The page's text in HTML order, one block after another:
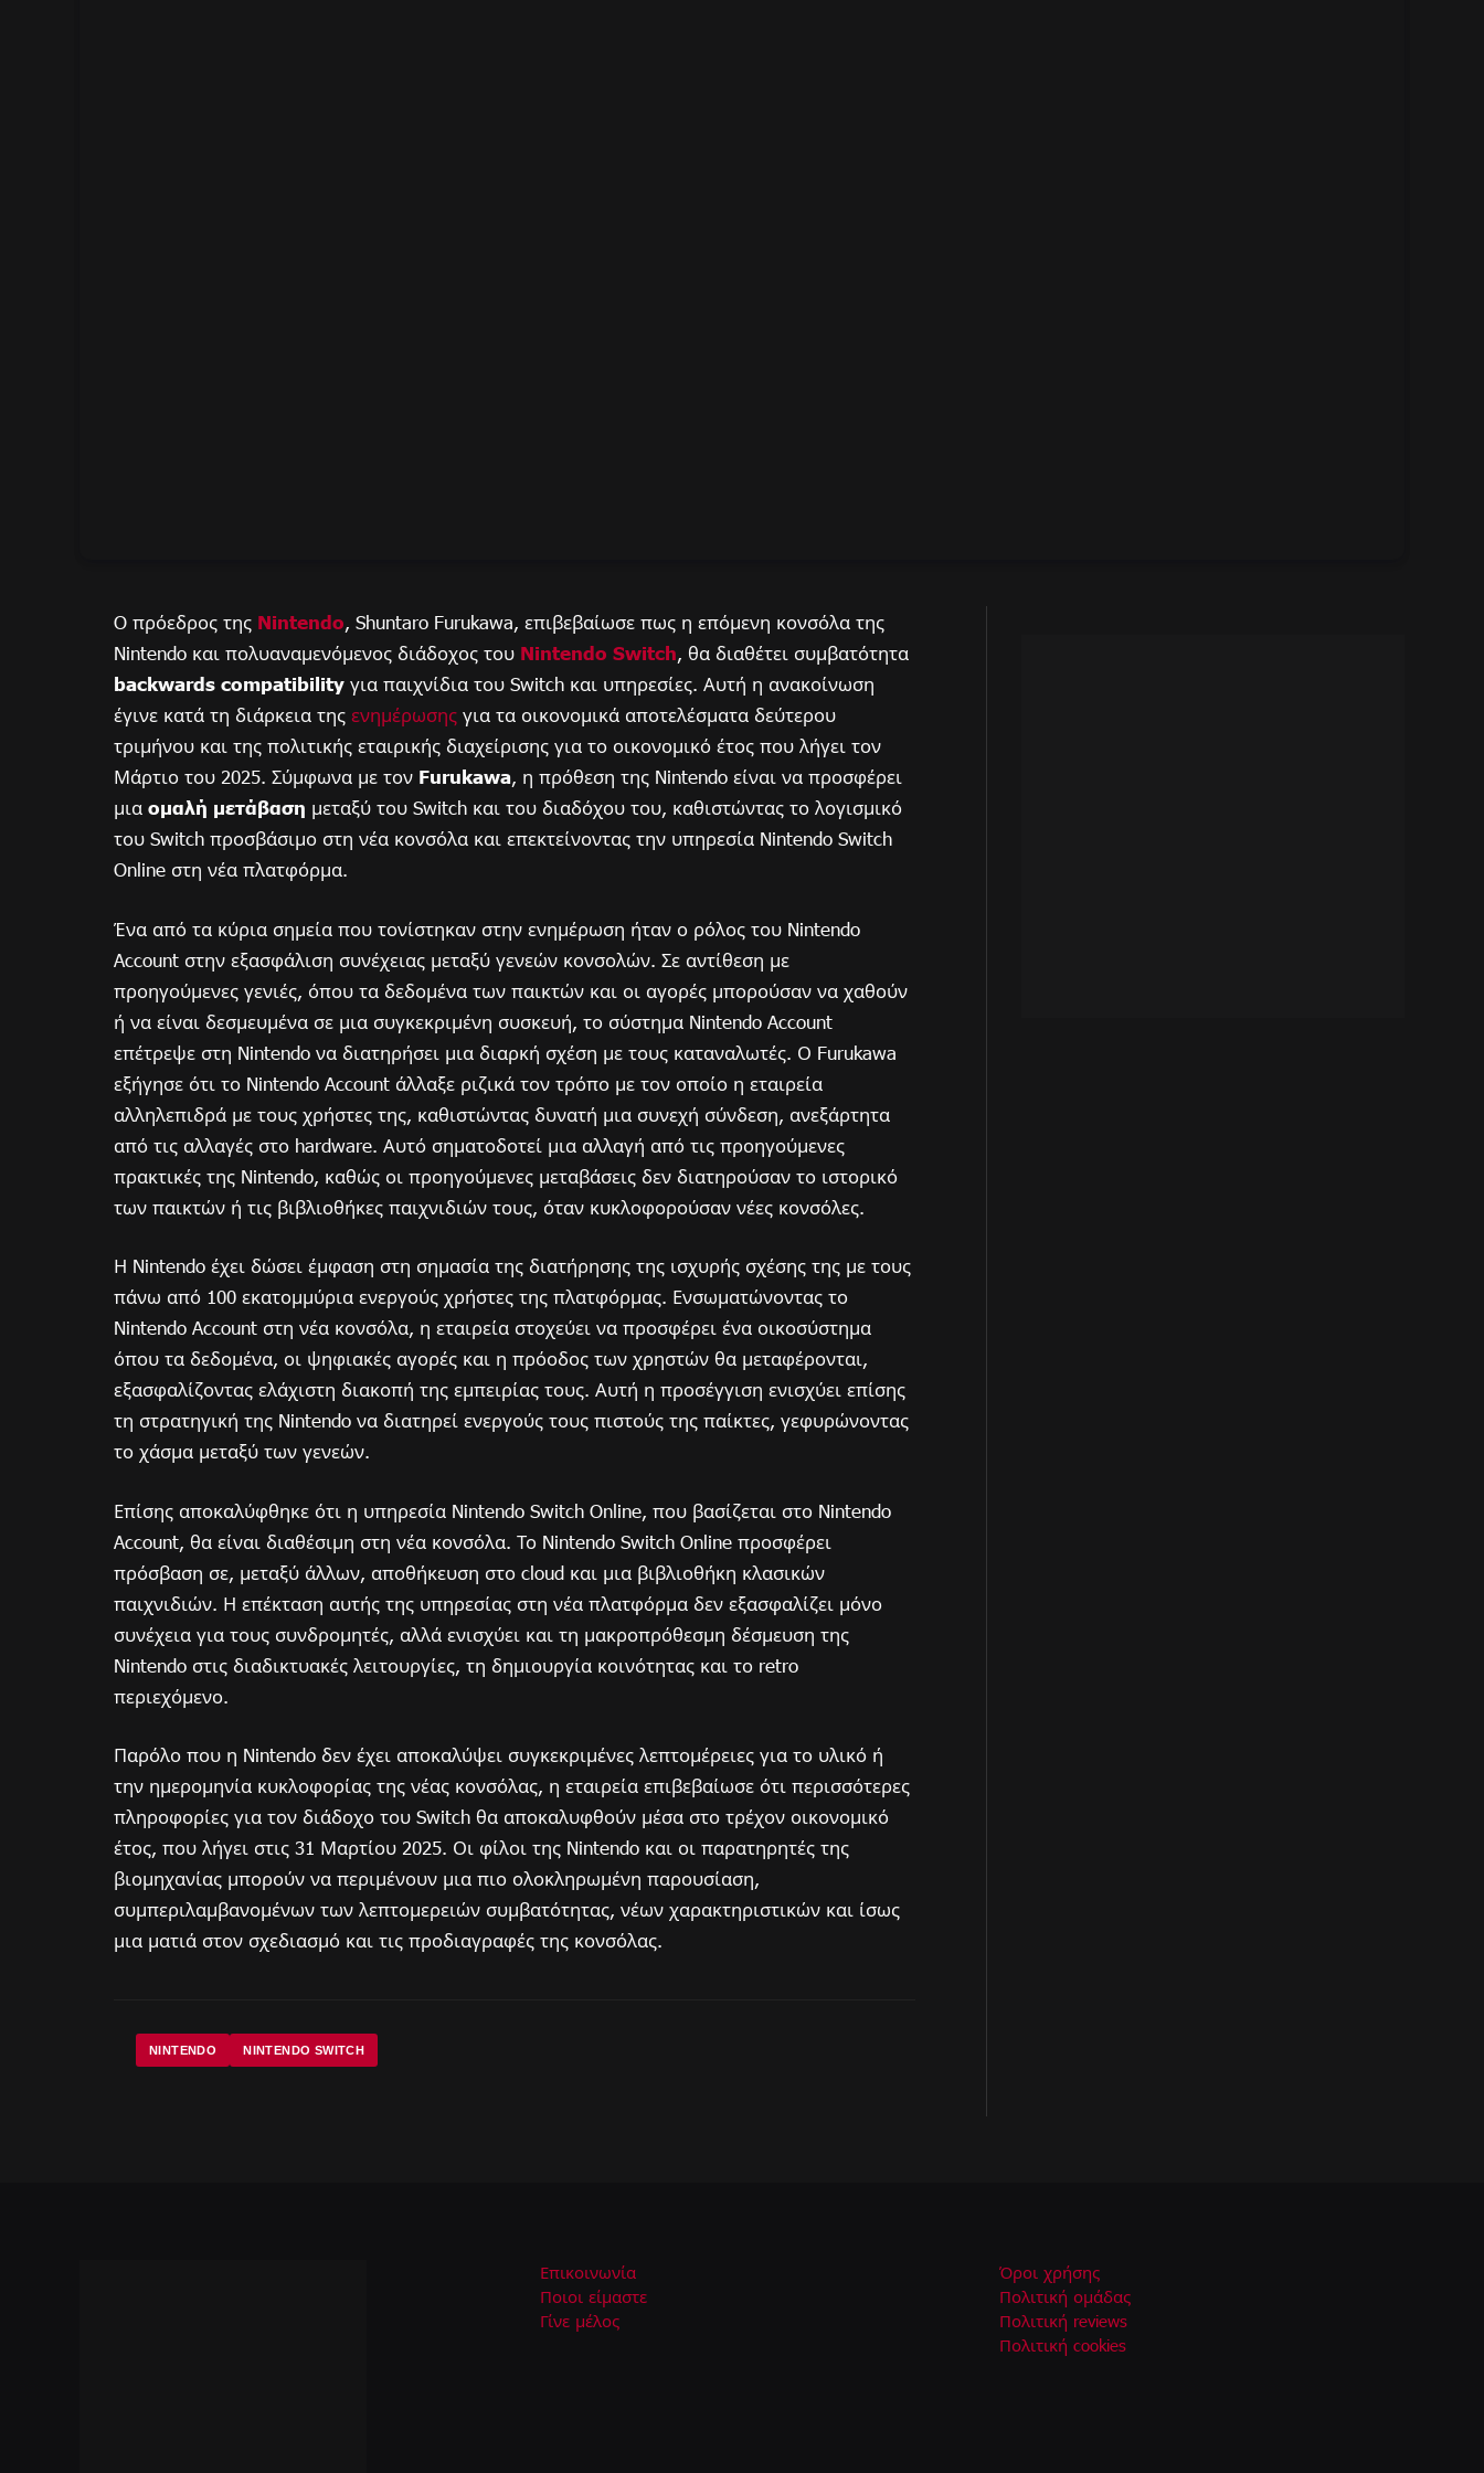
O πρόεδρος της Nintendo, Shuntaro Furukawa, επιβεβαίωσε πως η επόμενη κονσόλα της
Nintendo και πολυαναμενόμενος διάδοχος του Nintendo Switch, θα διαθέτει συμβατότητα
backwards compatibility για παιχνίδια του Switch και υπηρεσίες. Αυτή η ανακοίνωση
έγινε κατά τη διάρκεια της ενημέρωσης για τα οικονομικά αποτελέσματα δεύτερου
τριμήνου και της πολιτικής εταιρικής διαχείρισης για το οικονομικό έτος που λήγει τον
Μάρτιο του 2025. Σύμφωνα με τον Furukawa, η πρόθεση της Nintendo είναι να προσφέρει
μια ομαλή μετάβαση μεταξύ του Switch και του διαδόχου του, καθιστώντας το λογισμικό
του Switch προσβάσιμο στη νέα κονσόλα και επεκτείνοντας την υπηρεσία Nintendo Switch
Online στη νέα πλατφόρμα.
Ένα από τα κύρια σημεία που τονίστηκαν στην ενημέρωση ήταν ο ρόλος του Nintendo
Account στην εξασφάλιση συνέχειας μεταξύ γενεών κονσολών. Σε αντίθεση με
προηγούμενες γενιές, όπου τα δεδομένα των παικτών και οι αγορές μπορούσαν να χαθούν
ή να είναι δεσμευμένα σε μια συγκεκριμένη συσκευή, το σύστημα Nintendo Account
επέτρεψε στη Nintendo να διατηρήσει μια διαρκή σχέση με τους καταναλωτές. Ο Furukawa
εξήγησε ότι το Nintendo Account άλλαξε ριζικά τον τρόπο με τον οποίο η εταιρεία
αλληλεπιδρά με τους χρήστες της, καθιστώντας δυνατή μια συνεχή σύνδεση, ανεξάρτητα
από τις αλλαγές στο hardware. Αυτό σηματοδοτεί μια αλλαγή από τις προηγούμενες
πρακτικές της Nintendo, καθώς οι προηγούμενες μεταβάσεις δεν διατηρούσαν το ιστορικό
των παικτών ή τις βιβλιοθήκες παιχνιδιών τους, όταν κυκλοφορούσαν νέες κονσόλες.
Η Nintendo έχει δώσει έμφαση στη σημασία της διατήρησης της ισχυρής σχέσης της με τους
πάνω από 100 εκατομμύρια ενεργούς χρήστες της πλατφόρμας. Ενσωματώνοντας το
Nintendo Account στη νέα κονσόλα, η εταιρεία στοχεύει να προσφέρει ένα οικοσύστημα
όπου τα δεδομένα, οι ψηφιακές αγορές και η πρόοδος των χρηστών θα μεταφέρονται,
εξασφαλίζοντας ελάχιστη διακοπή της εμπειρίας τους. Αυτή η προσέγγιση ενισχύει επίσης
τη στρατηγική της Nintendo να διατηρεί ενεργούς τους πιστούς της παίκτες, γεφυρώνοντας
το χάσμα μεταξύ των γενεών.
Επίσης αποκαλύφθηκε ότι η υπηρεσία Nintendo Switch Online, που βασίζεται στο Nintendo
Account, θα είναι διαθέσιμη στη νέα κονσόλα. Το Nintendo Switch Online προσφέρει
πρόσβαση σε, μεταξύ άλλων, αποθήκευση στο cloud και μια βιβλιοθήκη κλασικών
παιχνιδιών. Η επέκταση αυτής της υπηρεσίας στη νέα πλατφόρμα δεν εξασφαλίζει μόνο
συνέχεια για τους συνδρομητές, αλλά ενισχύει και τη μακροπρόθεσμη δέσμευση της
Nintendo στις διαδικτυακές λειτουργίες, τη δημιουργία κοινότητας και το retro
περιεχόμενο.
Παρόλο που η Nintendo δεν έχει αποκαλύψει συγκεκριμένες λεπτομέρειες για το υλικό ή
την ημερομηνία κυκλοφορίας της νέας κονσόλας, η εταιρεία επιβεβαίωσε ότι περισσότερες
πληροφορίες για τον διάδοχο του Switch θα αποκαλυφθούν μέσα στο τρέχον οικονομικό
έτος, που λήγει στις 31 Μαρτίου 2025. Οι φίλοι της Nintendo και οι παρατηρητές της
βιομηχανίας μπορούν να περιμένουν μια πιο ολοκληρωμένη παρουσίαση,
συμπεριλαμβανομένων των λεπτομερειών συμβατότητας, νέων χαρακτηριστικών και ίσως
μια ματιά στον σχεδιασμό και τις προδιαγραφές της κονσόλας.
NINTENDO NINTENDO SWITCH
Επικοινωνία
Ποιοι είμαστε
Γίνε μέλος
Όροι χρήσης
Πολιτική ομάδας
Πολιτική reviews
Πολιτική cookies